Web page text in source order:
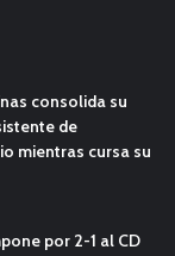
consolida su
de
mientras cursa su
por 2-1 al CD